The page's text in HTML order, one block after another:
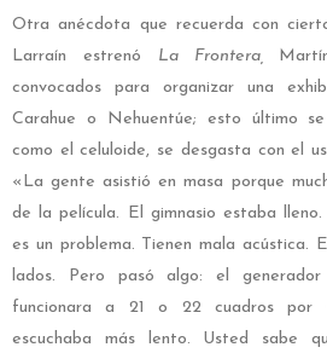
Otra anécdota que recuerda con
Larraín estrenó La Frontera,
convocados para organizar una
Carahue o Nehuentúe; esto último
como el celuloide, se desgasta con el
«La gente asistió en masa porque
de la película. El gimnasio estaba
es un problema. Tienen mala acústica.
lados. Pero pasó algo: el
funcionara a 21 o 22 cuadros por
escuchaba más lento. Usted sabe